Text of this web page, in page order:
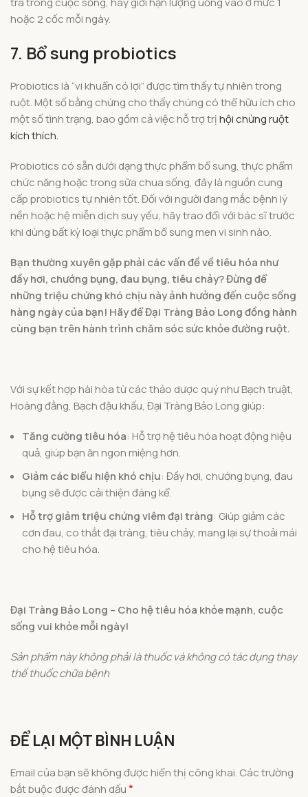
hoặc 2 cốc mỗi ngày.
7. Bổ sung probiotics
Probiotics là “vi khuẩn có lợi” được tìm thấy tự nhiên trong
ruột. Một số bằng chứng cho thấy chúng có thể hữu ích cho
một số tình trạng, bao gồm cả việc hỗ trợ trịhội chứng ruột
kích thích.
Probiotics có sẵn dưới dạng thực phẩm bổ sung, thực phẩm
chức năng hoặc trong sữa chua sống, đây là nguồn cung
cấp probiotics tự nhiên tốt. Đối với người đang mắc bệnh lý
nền hoặc hệ miễn dịch suy yếu, hãy trao đổi với bác sĩ trước
khi dùng bất kỳ loại thực phẩm bổ sung men vi sinh nào.
Bạn thường xuyên gặp phải các vấn đề về tiêu hóa như
đầy hơi, chướng bụng, đau bụng, tiêu chảy? Đừng để
những triệu chứng khó chịu này ảnh hưởng đến cuộc sống
hàng ngày của bạn! Hãy để Đại Tràng Bảo Long đồng hành
cùng bạn trên hành trình chăm sóc sức khỏe đường ruột.
Với sự kết hợp hài hòa từ các thảo dược quý như Bạch truật,
Hoàng đằng, Bạch đậu khấu, Đại Tràng Bảo Long giúp:
Tăng cường tiêu hóa: Hỗ trợ hệ tiêu hóa hoạt động hiệu
quả, giúp bạn ăn ngon miệng hơn.
Giảm các biểu hiện khó chịu: Đầy hơi, chướng bụng, đau
bụng sẽ được cải thiện đáng kể.
Hỗ trợ giảm triệu chứng viêm đại tràng: Giúp giảm các
cơn đau, co thắt đại tràng, tiêu chảy, mang lại sự thoải mái
cho hệ tiêu hóa.
Đại Tràng Bảo Long – Cho hệ tiêu hóa khỏe mạnh, cuộc
sống vui khỏe mỗi ngày!
Sản phẩm này không phải là thuốc và không có tác dụng thay
thế thuốc chữa bệnh
ĐỂ LẠI MỘT BÌNH LUẬN
Email của bạn sẽ không được hiển thị công khai. Các trường
bắt buộc được đánh dấu*